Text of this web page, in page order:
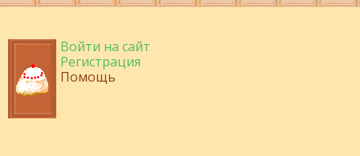
Войти на сайт
Регистрация
Помощь